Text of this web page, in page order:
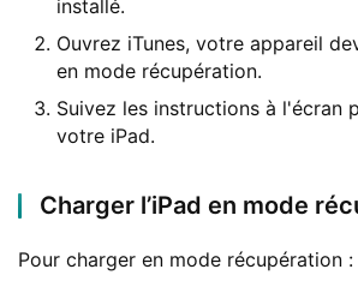
installé.
Ouvrez iTunes, votre appareil
en mode récupération.
Suivez les instructions à l'écran
votre iPad.
Charger l’iPad en mode
Pour charger en mode récupération :